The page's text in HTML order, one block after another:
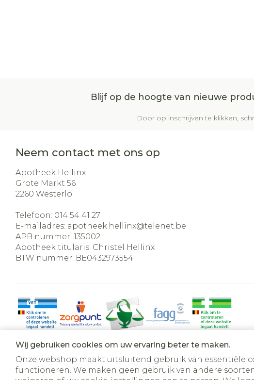
Wij gebruiken cookies om uw ervaring beter te maken.
Onze webshop maakt uitsluitend gebruik van essentiële
functioneren. We maken geen gebruik van andere
Blijf op de hoogte van nieuwe
Door op inschrijven te klikken,
Neem contact met ons op
Apotheek Hellinx
Grote Markt 56
2260 Westerlo
Telefoon: 014 54 41 27
E-mailadres: apotheek.hellinx@telenet.be
APB nummer: 135002
Apotheek titularis: Christel Hellinx
BTW nummer: BE0432973554